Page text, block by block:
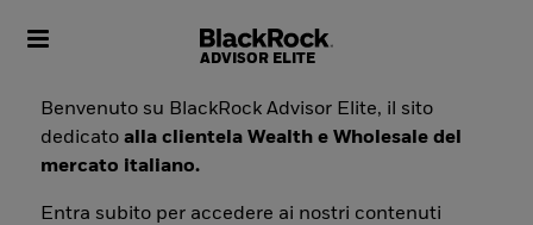
Toggle navigation
Benvenuto su BlackRock Advisor Elite, il sito
dedicatoalla clientela Wealth e Wholesale del
mercato italiano.
Entra subito per accedere ai nostri contenuti